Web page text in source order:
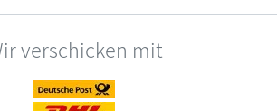
verschicken mit